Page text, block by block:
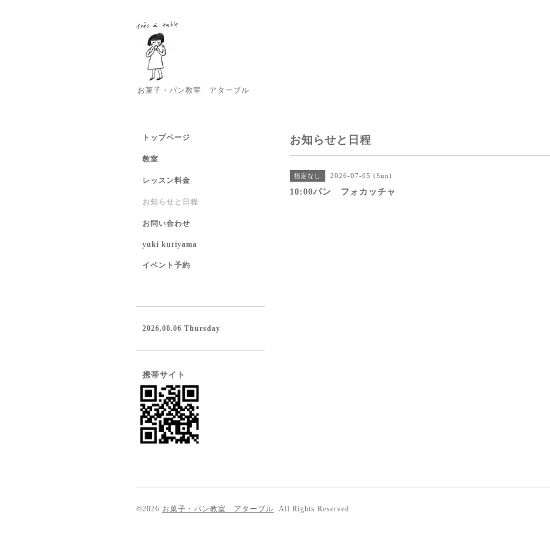
お菓子・パン教室 アターブル
お知らせと日程
指定なし 2026-07-05 (Sun)
10:00パン フォカッチャ
トップページ
教室
レッスン料金
お知らせと日程
お問い合わせ
yuki kuriyama
イベント予約
2026.08.06 Thursday
携帯サイト
©2026 お菓子・パン教室 アターブル. All Rights Reserved.